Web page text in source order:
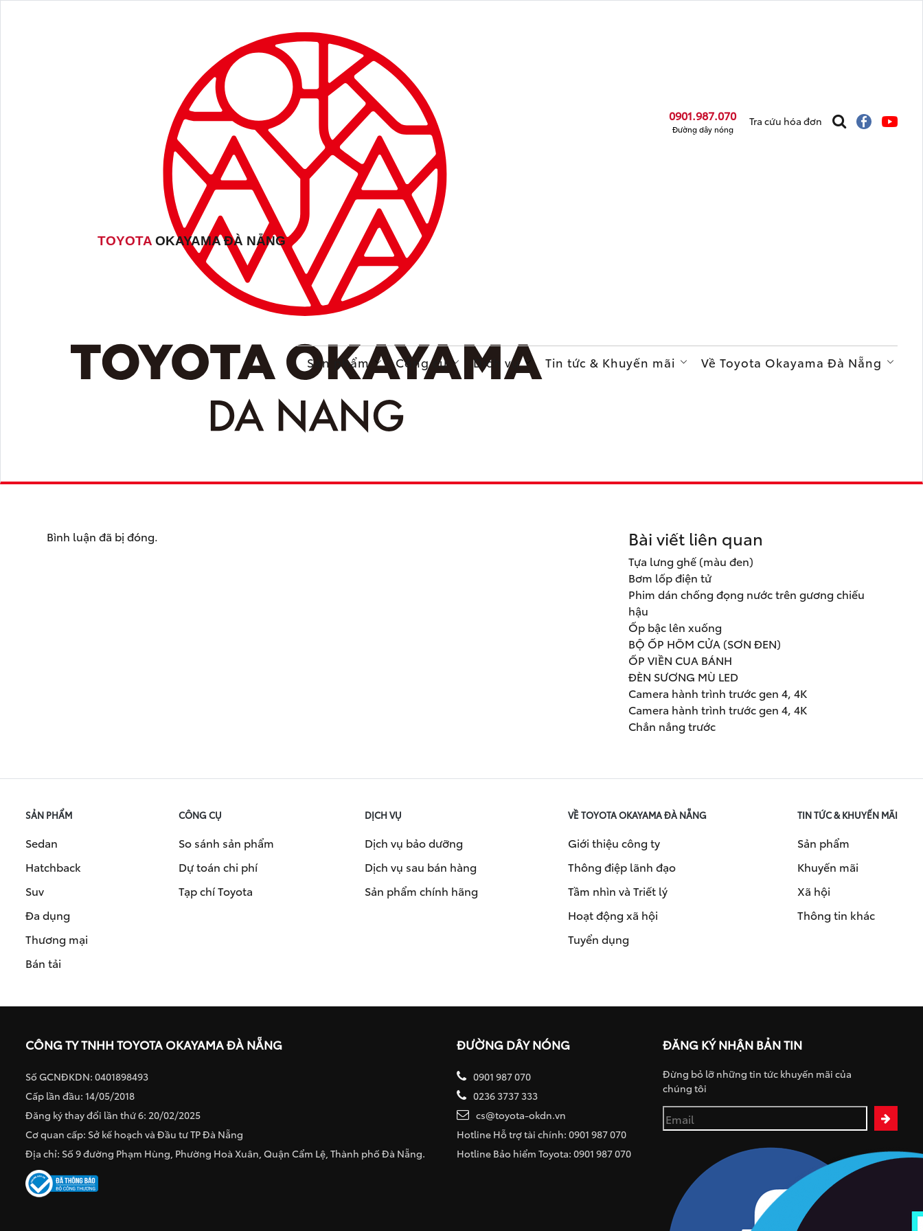
TOYOTA OKAYAMA ĐÀ NẴNG
0901.987.070
Đường dây nóng
Tra cứu hóa đơn
Sản phẩm Công cụ Dịch vụ Tin tức & Khuyến mãi Về Toyota Okayama Đà Nẵng
Bình luận đã bị đóng. Bài viết liên quan
Tựa lưng ghế (màu đen)
Bơm lốp điện tử
Phim dán chống đọng nước trên gương chiếu
hậu
Ốp bậc lên xuống
BỘ ỐP HÕM CỬA (SƠN ĐEN)
ỐP VIỀN CUA BÁNH
ĐÈN SƯƠNG MÙ LED
Camera hành trình trước gen 4, 4K
Camera hành trình trước gen 4, 4K
Chắn nắng trước
SẢN PHẨM
Sedan
Hatchback
Suv
Đa dụng
Thương mại
Bán tải
CÔNG CỤ
So sánh sản phẩm
Dự toán chi phí
Tạp chí Toyota
DỊCH VỤ
Dịch vụ bảo dưỡng
Dịch vụ sau bán hàng
Sản phẩm chính hãng
VỀ TOYOTA OKAYAMA ĐÀ NẴNG
Giới thiệu công ty
Thông điệp lãnh đạo
Tầm nhìn và Triết lý
Hoạt động xã hội
Tuyển dụng
TIN TỨC & KHUYẾN MÃI
Sản phẩm
Khuyến mãi
Xã hội
Thông tin khác
CÔNG TY TNHH TOYOTA OKAYAMA ĐÀ NẴNG
Số GCNĐKDN: 0401898493
Cấp lần đầu: 14/05/2018
Đăng ký thay đổi lần thứ 6: 20/02/2025
Cơ quan cấp: Sở kế hoạch và Đầu tư TP Đà Nẵng
Địa chỉ: Số 9 đường Phạm Hùng, Phường Hoà Xuân, Quận Cẩm Lệ, Thành phố Đà Nẵng.
ĐƯỜNG DÂY NÓNG
0901 987 070
0236 3737 333
cs@toyota-okdn.vn
Hotline Hỗ trợ tài chính: 0901 987 070
Hotline Bảo hiểm Toyota: 0901 987 070
ĐĂNG KÝ NHẬN BẢN TIN
Đừng bỏ lỡ những tin tức khuyến mãi của
chúng tôi